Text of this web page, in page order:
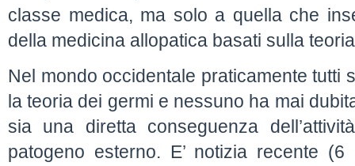
classe medica, ma solo a quella che
della medicina allopatica basati sulla
Nel mondo occidentale praticamente tutti
la teoria dei germi e nessuno ha mai
sia una diretta conseguenza
patogeno esterno. E’ notizia recente